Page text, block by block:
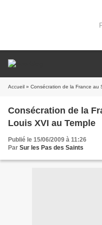
Accueil » Consécration de la France au
Consécration de la
Louis XVI au Temple
Publié le 15/06/2009 à 11:26
Par Sur les Pas des Saints